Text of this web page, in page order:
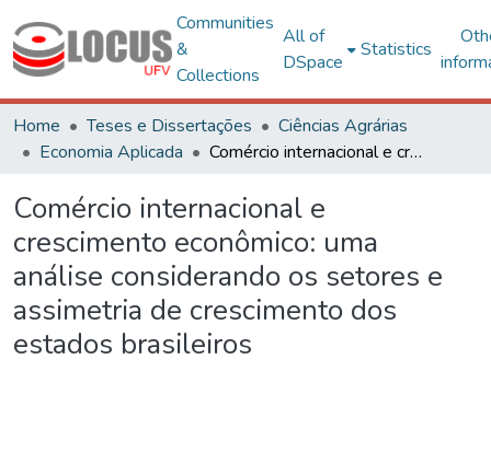
Communities
&
Collections
All of
DSpace
Statistics
Home Teses e Dissertações
Ciências Agrárias
Economia Aplicada
Comércio internacional e crescimento econômico: uma análise considerando os setores e assimetria de crescimento dos estados brasileiros
Comércio internacional e
crescimento econômico: uma
análise considerando os setores e
assimetria de crescimento dos
estados brasileiros